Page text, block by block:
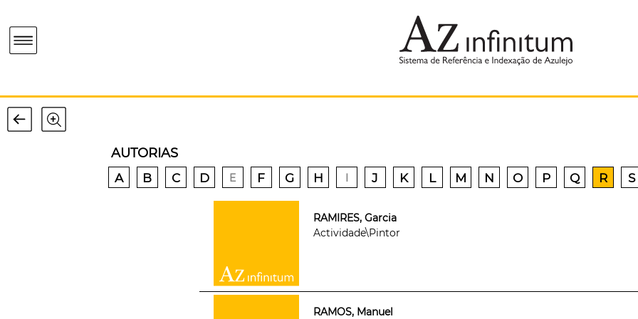
AUTORIAS
A B C D E F G H I J K L M N O P Q R S
RAMIRES, Garcia
Actividade\Pintor
RAMOS, Manuel